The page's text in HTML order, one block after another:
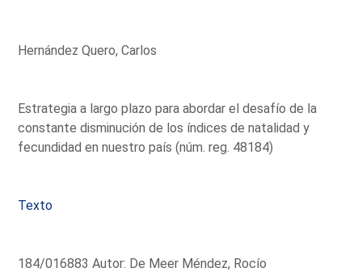
Hernández Quero, Carlos
Estrategia a largo plazo para abordar el desafío de la
constante disminución de los índices de natalidad y
fecundidad en nuestro país (núm. reg. 48184)
Texto
184/016883 Autor: De Meer Méndez, Rocío